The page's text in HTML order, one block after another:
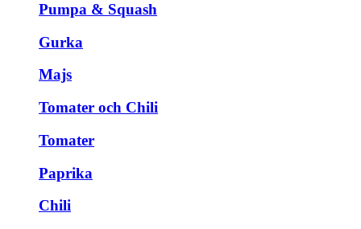
Pumpa & Squash
Gurka
Majs
Tomater och Chili
Tomater
Paprika
Chili